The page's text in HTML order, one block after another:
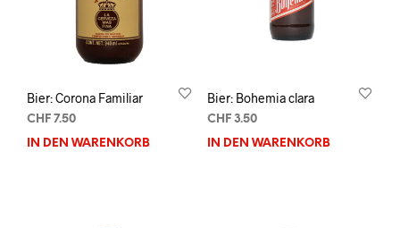
Bier: Corona Familiar
CHF 7.50
IN DEN WARENKORB
Bier: Bohemia clara
CHF3.50
IN DEN WARENKORB